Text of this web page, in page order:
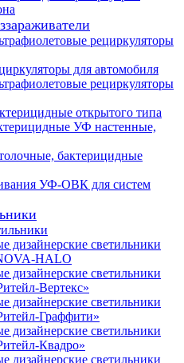
рециркуляторы
для автомобиля
рециркуляторы
открытого типа
УФ настенные,
бактерицидные
УФ-ОВК для систем
дизайнерские светильники
HALO
дизайнерские светильники
Вертекс»
дизайнерские светильники
Граффити»
дизайнерские светильники
Квадро»
дизайнерские светильники